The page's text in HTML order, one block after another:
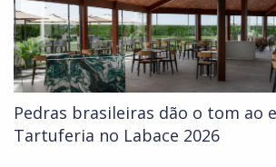
Pedras brasileiras dão o tom ao
Tartuferia no Labace 2026